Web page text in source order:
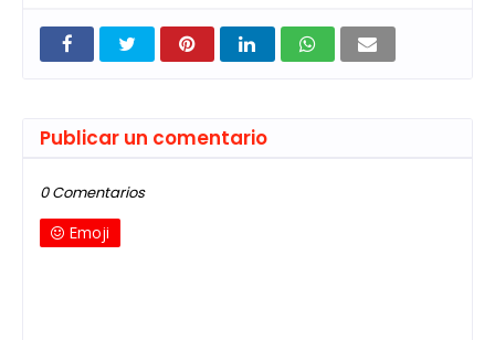
Publicar un comentario
0 Comentarios
Emoji